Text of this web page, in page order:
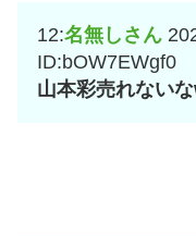
12:名無しさん
ID:bOW7EWgf0
山本彩売れない